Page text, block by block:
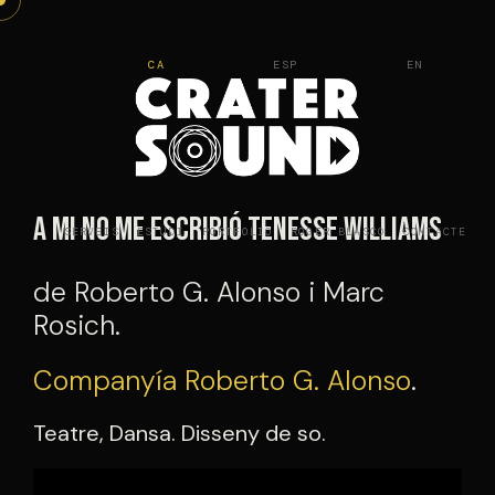
Vés
SERVEIS ESTUDI PORTFOLIO ROGER BLASCO CONTACTE
CA ESP EN
A mi no me escribió Tenesse Williams
de Roberto G. Alonso i Marc
Rosich.
Companyía Roberto G. Alonso.
Teatre, Dansa. Disseny de so.